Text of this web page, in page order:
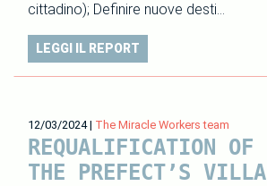
cittadino); Definire nuove desti…
LEGGI IL REPORT
12/03/2024| The Miracle Workers team
REQUALIFICATION OF
THE PREFECT’S VILLA